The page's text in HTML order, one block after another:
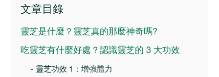
文章目錄
靈芝是什麼？靈芝真的那麼神奇嗎?
吃靈芝有什麼好處？認識靈芝的 3 大功效
- 靈芝功效 1：增強體力